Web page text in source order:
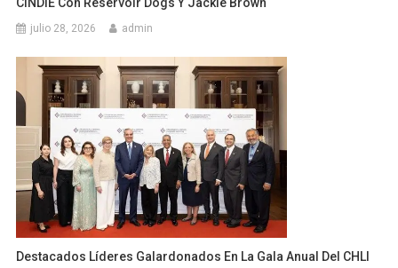
julio 28, 2026 admin
Destacados Líderes Galardonados En La Gala Anual Del CHLI